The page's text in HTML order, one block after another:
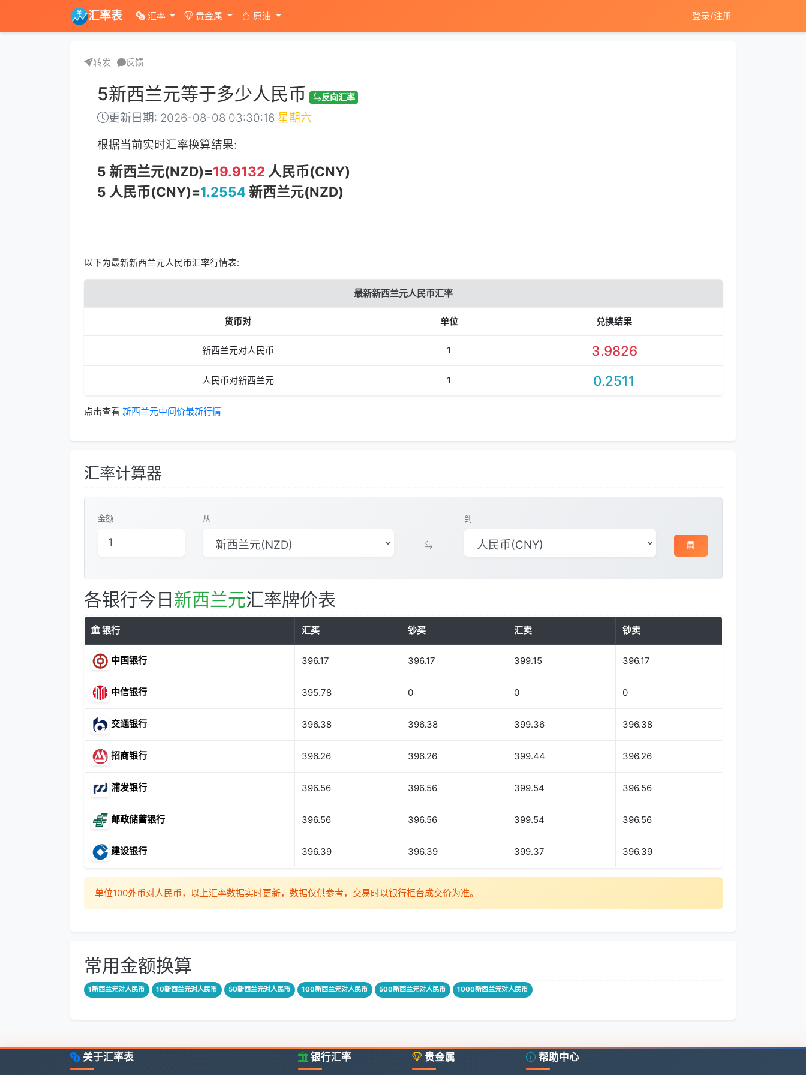
汇率表 汇率 贵金属 原油 登录/注册
转发 反馈
5新西兰元等于多少人民币 反向汇率
更新日期: 2026-08-08 03:30:16 星期六
根据当前实时汇率换算结果:
5 新西兰元(NZD)=19.9132 人民币(CNY)
5 人民币(CNY)=1.2554 新西兰元(NZD)
以下为最新新西兰元人民币汇率行情表:
最新新西兰元人民币汇率
货币对 单位 兑换结果
新西兰元对人民币 1 3.9826
人民币对新西兰元 1 0.2511
点击查看 新西兰元中间价最新行情
汇率计算器
金额 从 到
各银行今日新西兰元汇率牌价表
银行 汇买 钞买 汇卖 钞卖
中国银行 396.17 396.17 399.15 396.17
中信银行 395.78 0 0 0
交通银行 396.38 396.38 399.36 396.38
招商银行 396.26 396.26 399.44 396.26
浦发银行 396.56 396.56 399.54 396.56
邮政储蓄银行 396.56 396.56 399.54 396.56
建设银行 396.39 396.39 399.37 396.39
单位100外币对人民币，以上汇率数据实时更新，数据仅供参考，交易时以银行柜台成交价为准。
常用金额换算
1新西兰元对人民币 10新西兰元对人民币 50新西兰元对人民币 100新西兰元对人民币 500新西兰元对人民币 1000新西兰元对人民币
关于汇率表 银行汇率 贵金属 帮助中心